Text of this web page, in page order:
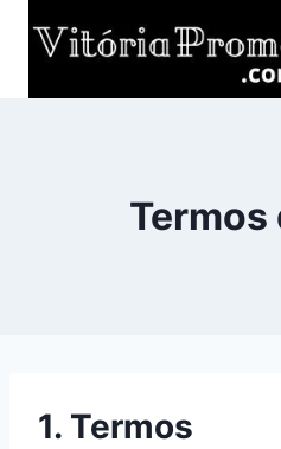
Termos
1. Termos